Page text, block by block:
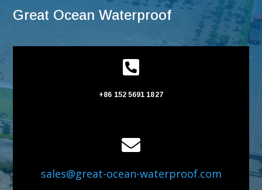
Great Ocean Waterproof

+86 152 5691 1827

sales@great-ocean-waterproof.com